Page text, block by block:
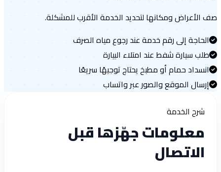
ومكانها لتحديد الخدمة الأقرب للمشكلة.
إلى رقم خدمة عند رجوع مياه الصرف
سيارة شفط عند امتلاء البيارة
حمام أو مطبخ يحتاج توجيهًا سريعًا
الموقع والصور عبر واتساب
شرح الخدمة
معلومات جهّزها قبل
الاتصال